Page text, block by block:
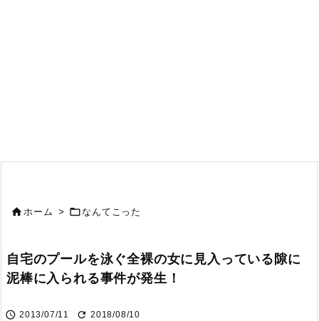
ホーム >  なんてこった
自宅のプールを泳ぐ全裸の女に見入っている隙に
泥棒に入られる事件が発生！
 2013/07/11  2018/08/10